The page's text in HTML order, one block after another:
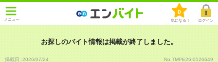
メニュー
0
気になる！ ログイン
お探しのバイト情報は掲載が終了しました。
掲載日 :2026/07/24 No.TMPE26-0526649